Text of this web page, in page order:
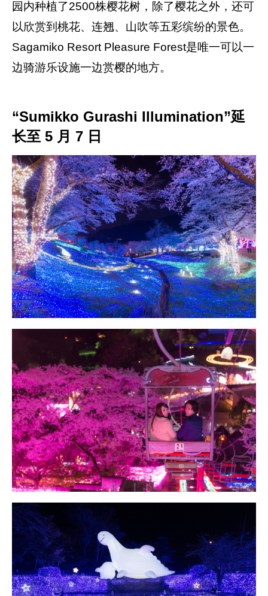
园内种植了2500株樱花树，除了樱花之外，还可
以欣赏到桃花、连翘、山吹等五彩缤纷的景色。
Sagamiko Resort Pleasure Forest是唯一可以一
边骑游乐设施一边赏樱的地方。
“Sumikko Gurashi Illumination”延
长至 5 月 7 日